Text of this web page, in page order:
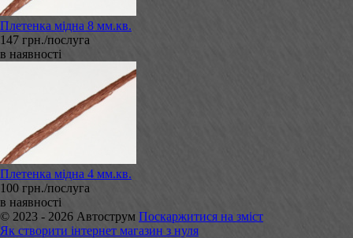
Плетенка мідна 8 мм.кв.
147 грн./послуга
в наявності
Плетенка мідна 4 мм.кв.
100 грн./послуга
в наявності
© 2023 - 2026 Автострум Поскаржитися на зміст
Як створити інтернет магазин з нуля